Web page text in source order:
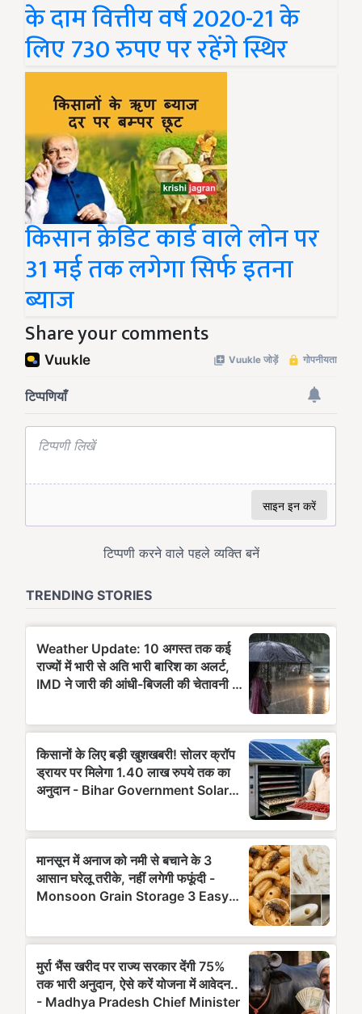
के दाम वित्तीय वर्ष 2020-21 के
लिए 730 रुपए पर रहेंगे स्थिर
किसान क्रेडिट कार्ड वाले लोन पर
31 मई तक लगेगा सिर्फ इतना
ब्याज
Share your comments